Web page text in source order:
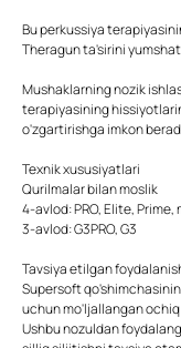
Bu perkussiya
Theragun ta'sirini
Mushaklarning nozik
terapiyasining
o'zgartirishga imkon
Texnik xususiyatlari
Qurilmalar bilan moslik
4-avlod: PRO, Elite, Prime,
3-avlod: G3PRO, G3
Tavsiya etilgan
Supersoft
uchun mo'ljallangan
Ushbu nozuldan